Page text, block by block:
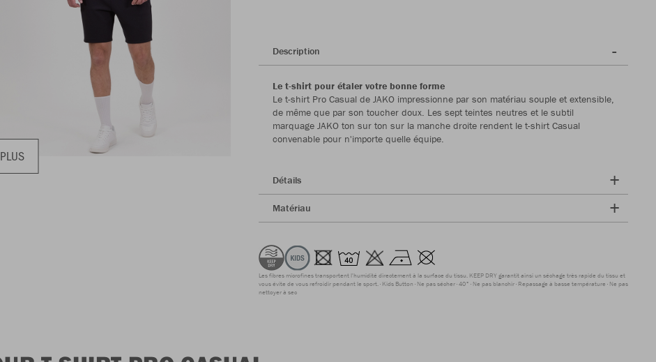
Description
Le t-shirt pour étaler votre bonne forme
Le t-shirt Pro Casual de JAKO impressionne par son matériau souple et extensible,
de même que par son toucher doux. Les sept teintes neutres et le subtil
marquage JAKO ton sur ton sur la manche droite rendent le t-shirt Casual
convenable pour n'importe quelle équipe.
Détails
Matériau
Les fibres microfines transportent l'humidité directement à la surface du tissu. KEEP DRY garantit ainsi un séchage très rapide du tissu et
vous évite de vous refroidir pendant le sport. Kids Button Ne pas sécher 40° Ne pas blanchir Repassage à basse température Ne pas
nettoyer à sec